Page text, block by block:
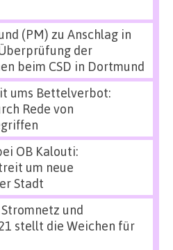
(PM) zu Anschlag in
der
beim CSD in Dortmund
ums Bettelverbot:
Rede von
OB Kalouti:
um neue
Stadt
und
stellt die Weichen für